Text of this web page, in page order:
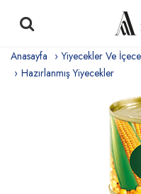
Anasayfa Yiyecekler Ve
Hazırlanmış Yiyecekler